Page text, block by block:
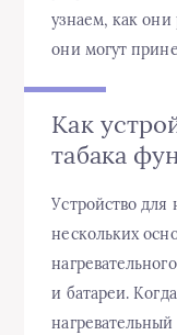
узнаем, как
они могут
Как
табака
Устройство для
нескольких
и батареи.